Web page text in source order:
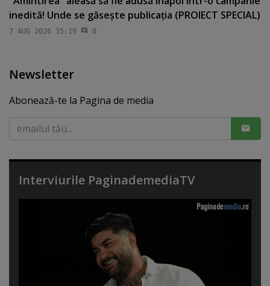
inedită! Unde se găseşte publicaţia (PROIECT SPECIAL)
7 AUG 2026 15:19 0
Newsletter
Abonează-te la Pagina de media
Interviurile PaginademediaTV